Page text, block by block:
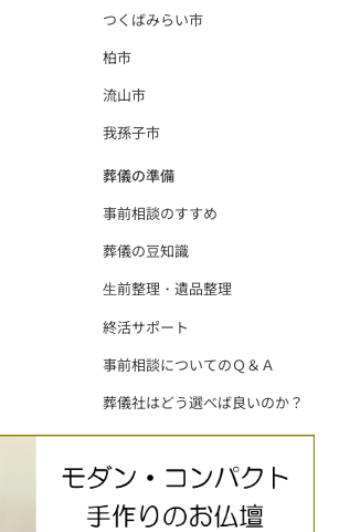
つくばみらい市
柏市
流山市
我孫子市
葬儀の準備
事前相談のすすめ
葬儀の豆知識
⽣前整理・遺品整理
終活サポート
事前相談についてのＱ＆Ａ
葬儀社はどう選べば良いのか？